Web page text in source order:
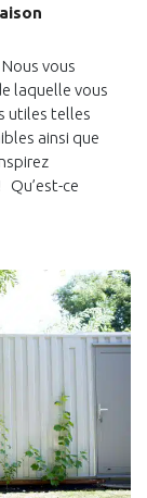
vous
laquelle vous
utiles telles
ainsi que
ce